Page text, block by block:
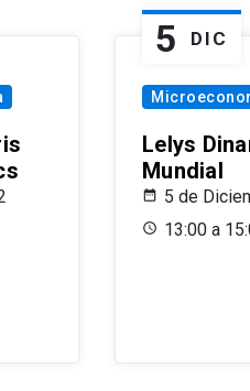
5 DIC
Lelys
Mundial
5 de
13:00 a